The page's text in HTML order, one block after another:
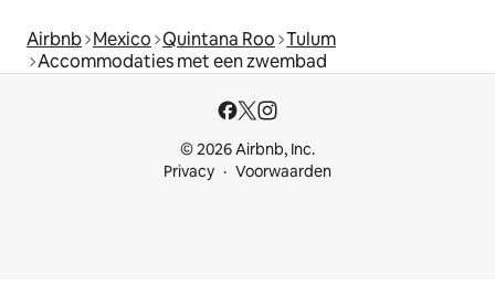
Airbnb Mexico Quintana Roo Tulum
Accommodaties met een zwembad
© 2026 Airbnb, Inc.
Privacy
Voorwaarden